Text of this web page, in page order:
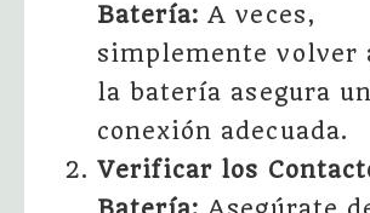
Batería: A veces,
simplemente volver
la batería asegura
conexión adecuada.
Verificar los